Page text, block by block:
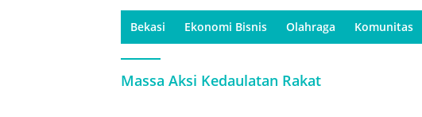
Bekasi Ekonomi Bisnis Olahraga Komunitas
Massa Aksi Kedaulatan Rakat